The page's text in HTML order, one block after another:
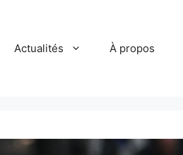
Actualités À propos